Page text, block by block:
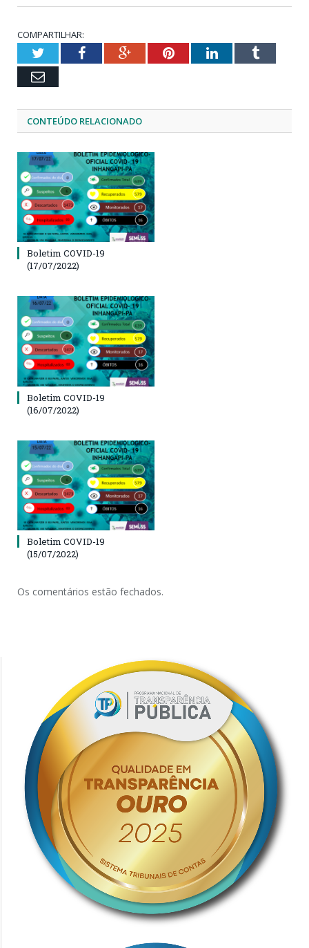
COMPARTILHAR:
TwitterFacebookGoogle+PinterestLinkedInTumblr
Email
CONTEÚDO RELACIONADO
Boletim COVID-19
(17/07/2022)
Boletim COVID-19
(16/07/2022)
Boletim COVID-19
(15/07/2022)
Os comentários estão fechados.